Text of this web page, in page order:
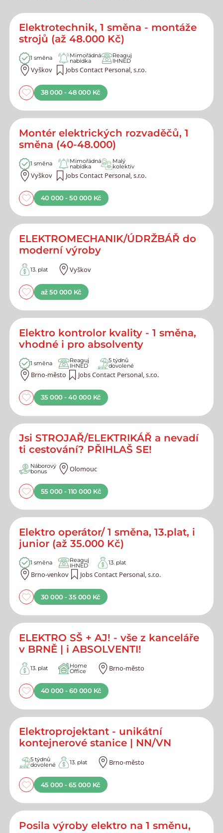
Nejnovější nabídky práce
Elektrotechnik, 1 směna - montáže
strojů (až 48.000 Kč)
1 směna Mimořádná
nabídka
Reaguj
IHNED
Vyškov Jobs Contact Personal, s.r.o.
38 000 - 48 000 Kč
Montér elektrických rozvaděčů, 1
směna (40-48.000)
1 směna Mimořádná
nabídka
Malý
kolektiv
Vyškov Jobs Contact Personal, s.r.o.
40 000 - 50 000 Kč
ELEKTROMECHANIK/ÚDRŽBÁŘ do
moderní výroby
13. plat Vyškov
až 50 000 Kč
Elektro kontrolor kvality - 1 směna,
vhodné i pro absolventy
1 směna Reaguj
IHNED
5 týdnů
dovolené
Brno-město Jobs Contact Personal, s.r.o.
35 000 - 40 000 Kč
Jsi STROJAŘ/ELEKTRIKÁŘ a nevadí
ti cestování? PŘIHLAŠ SE!
Náborový
bonus Olomouc
55 000 - 110 000 Kč
Elektro operátor/ 1 směna, 13.plat, i
junior (až 35.000 Kč)
1 směna Reaguj
IHNED 13. plat
Brno-venkov Jobs Contact Personal, s.r.o.
30 000 - 35 000 Kč
ELEKTRO SŠ + AJ! - vše z kanceláře
v BRNĚ | i ABSOLVENTI!
13. plat Home
Office Brno-město
40 000 - 60 000 Kč
Elektroprojektant - unikátní
kontejnerové stanice | NN/VN
5 týdnů
dovolené 13. plat Brno-město
45 000 - 65 000 Kč
Posila výroby elektro na 1 směnu,